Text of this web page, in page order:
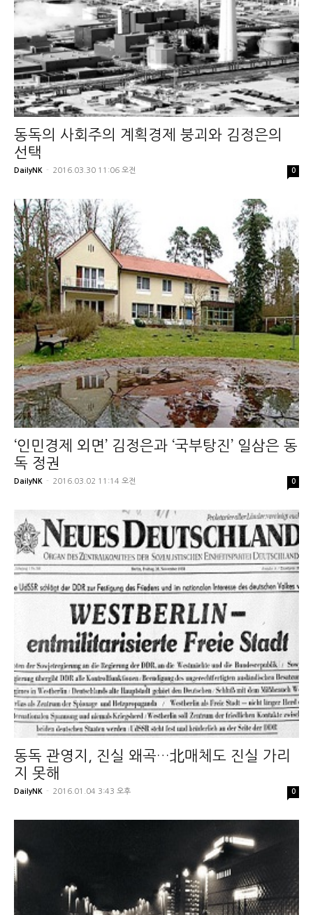
동독의 사회주의 계획경제 붕괴와 김정은의
선택
DailyNK - 2016.03.30 11:06 오전 0
‘인민경제 외면’ 김정은과 ‘국부탕진’ 일삼은 동
독 정권
DailyNK - 2016.03.02 11:14 오전 0
동독 관영지, 진실 왜곡…北매체도 진실 가리
지 못해
DailyNK - 2016.01.04 3:43 오후 0